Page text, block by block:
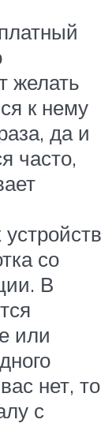
желать
к нему
да и
часто,
со
В
или
нет, то
с